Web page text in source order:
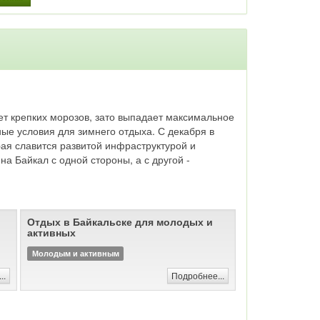
в
крепких морозов, зато выпадает максимальное
условия для зимнего отдыха. С декабря в
славится развитой инфраструктурой и
Байкал с одной стороны, а с другой -
Отдых в Байкальске для молодых и
активных
Молодым и активным
Подробнее...